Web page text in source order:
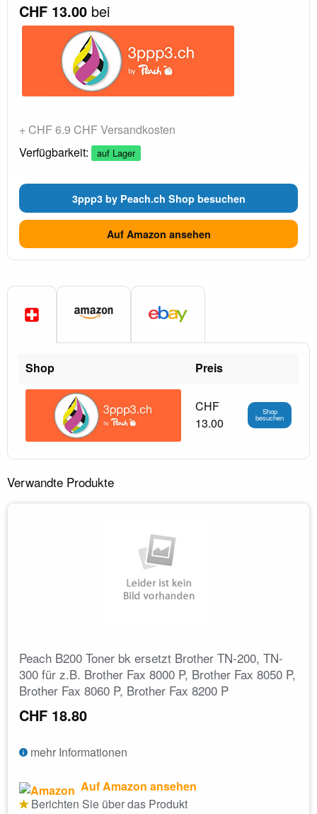
CHF 13.00 bei
+ CHF 6.9 CHF Versandkosten
Verfügbarkeit:
auf Lager
3ppp3 by Peach.ch Shop besuchen
Auf Amazon ansehen
Shop Preis
CHF
13.00
Shop
besuchen
Verwandte Produkte
Peach B200 Toner bk ersetzt Brother TN-200, TN-
300 für z.B. Brother Fax 8000 P, Brother Fax 8050 P,
Brother Fax 8060 P, Brother Fax 8200 P
CHF 18.80
mehr Informationen
Auf Amazon ansehen
Berichten Sie über das Produkt